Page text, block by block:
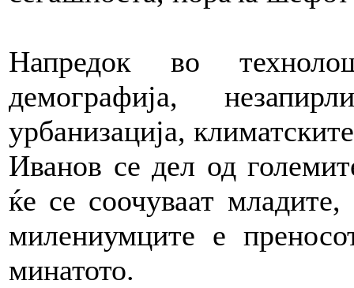
Напредок во
демографија,
урбанизација,
Иванов се дел од
ќе се соочуваат
милениумците е
минатото.